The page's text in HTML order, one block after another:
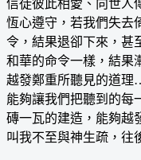
信徒彼此相愛、向世
恆心遵守，若我們失去
令，結果退卻下來，甚
和華的命令一樣，結果
越發鄭重所聽見的道
能夠讓我們把聽到的每
磚一瓦的建造，能夠越
叫我不至與神生疏，往